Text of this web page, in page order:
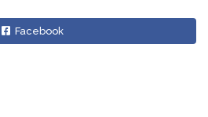
Facebook